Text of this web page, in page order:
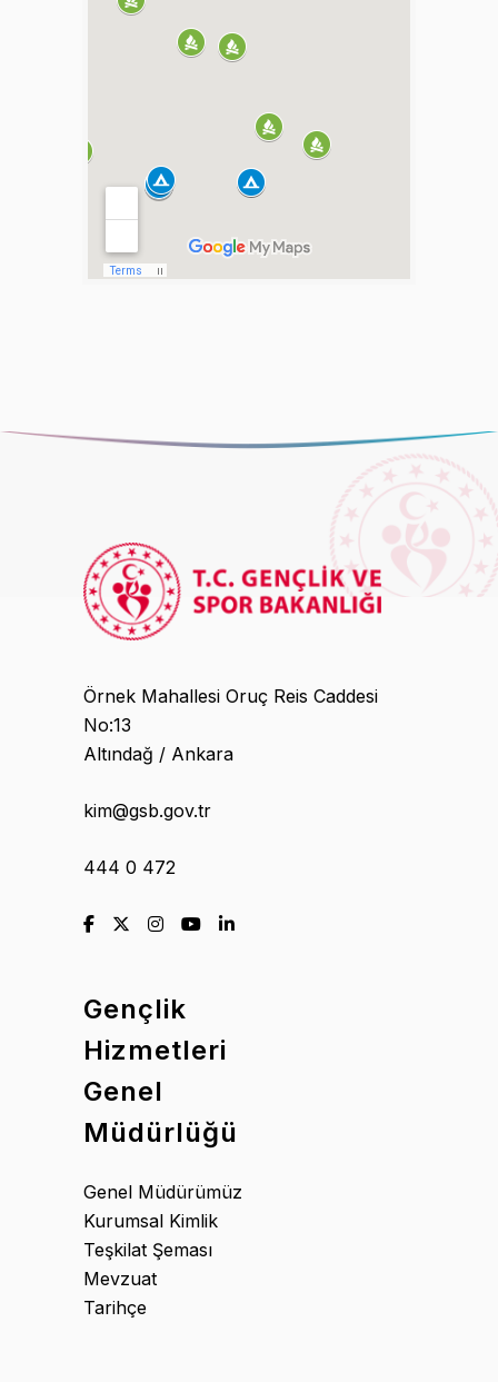
Örnek Mahallesi Oruç Reis Caddesi
No:13
Altındağ / Ankara
kim@gsb.gov.tr
444 0 472
Gençlik
Hizmetleri
Genel
Müdürlüğü
Genel Müdürümüz
Kurumsal Kimlik
Teşkilat Şeması
Mevzuat
Tarihçe